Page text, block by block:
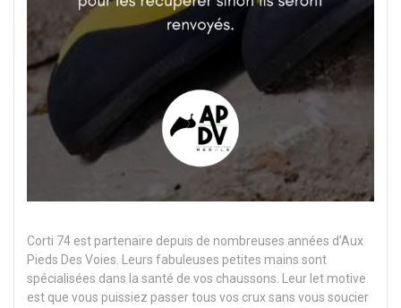
Corti 74 est partenaire depuis de nombreuses années d’Aux
Pieds Des Voies. Leurs fabuleuses petites mains sont
spécialisées dans la santé de vos chaussons. Leur let motive
est que vous puissiez passer tous vos crux sans vous soucier